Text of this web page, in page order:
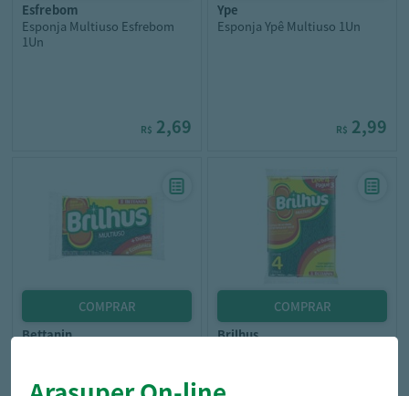
esfrebom
Esponja Multiuso Esfrebom
1Un
R$ 2,69
ype
Esponja Ypê Multiuso 1Un
R$ 2,99
bettanin
brilhus